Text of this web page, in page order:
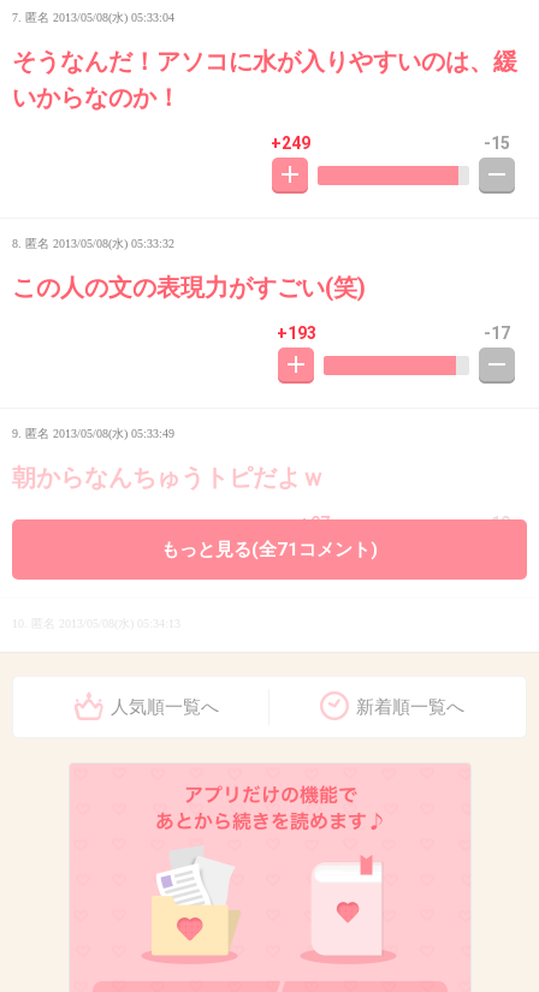
7. 匿名 2013/05/08(水) 05:33:04
そうなんだ！アソコに水が入りやすいのは、緩
いからなのか！
+249 -15
8. 匿名 2013/05/08(水) 05:33:32
この人の文の表現力がすごい(笑)
+193 -17
9. 匿名 2013/05/08(水) 05:33:49
朝からなんちゅうトピだよｗ
+97 -10
2013/05/08(水) 05:34:13
半角スペース「水がドバドバ」つって。
+126
2013/05/08(水) 05:34:59
ラベンダーの香りだったらセーフｗｗ
もっと見る(全71コメント)
人気順一覧へ 新着順一覧へ